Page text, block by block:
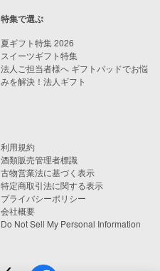
特集で選ぶ
夏ギフト特集 2026
スイーツギフト特集
法人ご担当者様へ ギフトパッドでお悩
みを解決！法人ギフト
利用規約
酒類販売管理者標識
古物営業法に基づく表示
特定商取引法に関する表示
プライバシーポリシー
会社概要
Do Not Sell My Personal Information